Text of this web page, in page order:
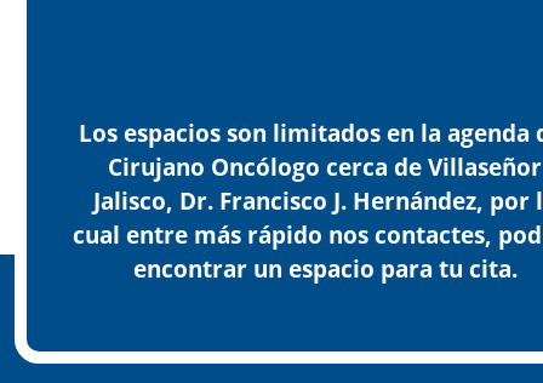
Los espacios son limitados en la agenda
Cirujano Oncólogo cerca de Villaseñor
Jalisco, Dr. Francisco J. Hernández, por
cual entre más rápido nos contactes,
encontrar un espacio para tu cita.